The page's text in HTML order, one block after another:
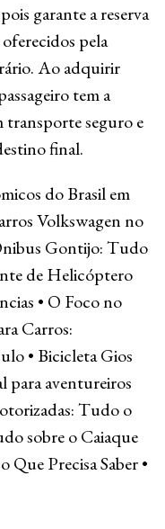
garante a reserva
oferecidos pela
Ao adquirir
tem a
seguro e
final.
do Brasil em
Volkswagen no
Gontijo: Tudo
de Helicóptero
• O Foco no
Carros:
• Bicicleta Gios
para aventureiros
Tudo o
sobre o Caiaque
Que Precisa Saber•